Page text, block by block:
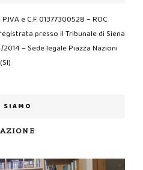
e C.F. 01377300528 – ROC
presso il Tribunale di Siena
– Sede legale Piazza Nazioni
SIAMO